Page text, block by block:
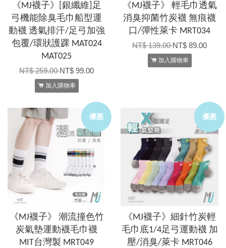
《MJ襪子》[銀纖維]足
弓機能除臭毛巾船型運
動襪 透氣排汗/足弓加強
包覆/環狀護踝 MAT024
MAT025
NT$ 259.00NT$ 99.00
加入購物車
《MJ襪子》 輕毛巾透氣
消臭抑菌竹炭襪 無痕襪
口/彈性萊卡 MRT034
NT$ 139.00NT$ 89.00
加入購物車
優惠
《MJ襪子》 潮流撞色竹
炭氣墊運動襪毛巾襪
MIT台灣製 MRT049
優惠
《MJ襪子》細針竹炭輕
毛巾底1/4足弓運動襪 加
壓/消臭/萊卡 MRT046